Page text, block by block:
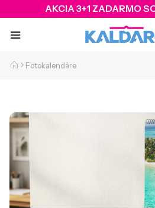
AKCIA 3+1 ZADARMO
Fotokalendáre